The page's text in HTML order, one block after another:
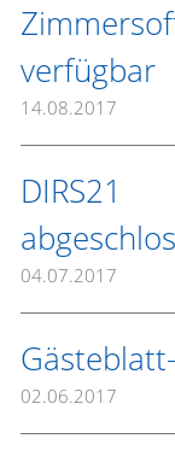
verfügbar
14.08.2017
04.07.2017
02.06.2017